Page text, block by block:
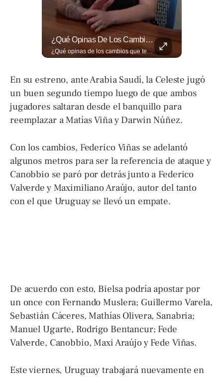
¿Qué Opinas De Los Cambios Que Tendrá Este Proyecto?
¿Qué opinas de los cambios que tendrá este proyecto? Jardines verticales, ciclovía y accesos inclusivos destacan entre las novedades del viaducto Los Chorros. Lee más 👉 eldiariodehoy.com
En su estreno, ante Arabia Saudí, la Celeste jugó
un buen segundo tiempo luego de que ambos
jugadores saltaran desde el banquillo para
reemplazar a Matías Viña y Darwin Núñez.
Con los cambios, Federico Viñas se adelantó
algunos metros para ser la referencia de ataque y
Canobbio se paró por detrás junto a Federico
Valverde y Maximiliano Araújo, autor del tanto
con el que Uruguay se llevó un empate.
De acuerdo con esto, Bielsa podría apostar por
un once con Fernando Muslera; Guillermo Varela,
Sebastián Cáceres, Mathías Olivera, Sanabria;
Manuel Ugarte, Rodrigo Bentancur; Fede
Valverde, Canobbio, Maxi Araújo y Fede Viñas.
Este viernes, Uruguay trabajará nuevamente en